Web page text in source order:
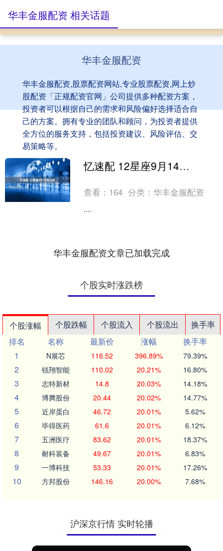
华丰金服配资
华丰金服配资,股票配资网站,专业股票配资,网上炒
股配资「正规配资官网」公司提供多种配资方案，
投资者可以根据自己的需求和风险偏好选择适合自
己的方案。拥有专业的团队和顾问，为投资者提供
全方位的服务支持，包括投资建议、风险评估、交
易策略等。
华丰金服配资 相关话题
忆速配 12星座9月14日运势
查看： 164 分类：华丰金服配资
....
华丰金服配资文章已加载完成
个股实时涨跌榜
个股涨幅 个股跌幅 个股流入 个股流出
换手率
排名
名称 最新价 涨幅
换手率
1
N展芯 116.52 396.89% 79.39%
2 锐翔智能 110.02 20.21% 16.80%
3 志特新材 14.8 20.03% 14.18%
4 博腾股份 20.44 20.02% 14.77%
5 近岸蛋白 46.72 20.01% 5.62%
6 毕得医药 61.6 20.01% 6.12%
7 五洲医疗 83.62 20.01% 18.37%
8 耐科装备 49.67 20.01% 6.83%
9 一博科技 53.33 20.01% 17.26%
10 方邦股份 146.16 20.00% 7.68%
沪深京行情 实时轮播